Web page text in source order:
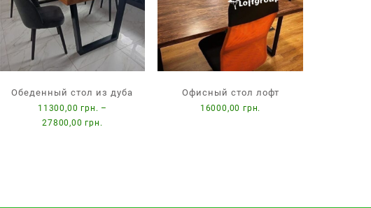
Обеденный стол из дуба
11300,00грн. –
27800,00грн.
Офисный стол лофт
16000,00грн.